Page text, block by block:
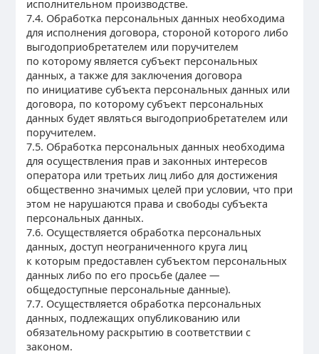
исполнительном производстве.
7.4. Обработка персональных данных необходима
для исполнения договора, стороной которого либо
выгодоприобретателем или поручителем
по которому является субъект персональных
данных, а также для заключения договора
по инициативе субъекта персональных данных или
договора, по которому субъект персональных
данных будет являться выгодоприобретателем или
поручителем.
7.5. Обработка персональных данных необходима
для осуществления прав и законных интересов
оператора или третьих лиц либо для достижения
общественно значимых целей при условии, что при
этом не нарушаются права и свободы субъекта
персональных данных.
7.6. Осуществляется обработка персональных
данных, доступ неограниченного круга лиц
к которым предоставлен субъектом персональных
данных либо по его просьбе (далее —
общедоступные персональные данные).
7.7. Осуществляется обработка персональных
данных, подлежащих опубликованию или
обязательному раскрытию в соответствии с
законом.